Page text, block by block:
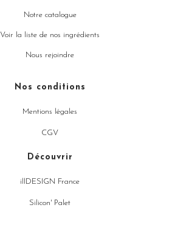
Notre catalogue
Voir la liste de nos ingrédients
Nous rejoindre
Nos conditions
Mentions légales
CGV
Découvrir
illDESIGN France
Silicon' Palet